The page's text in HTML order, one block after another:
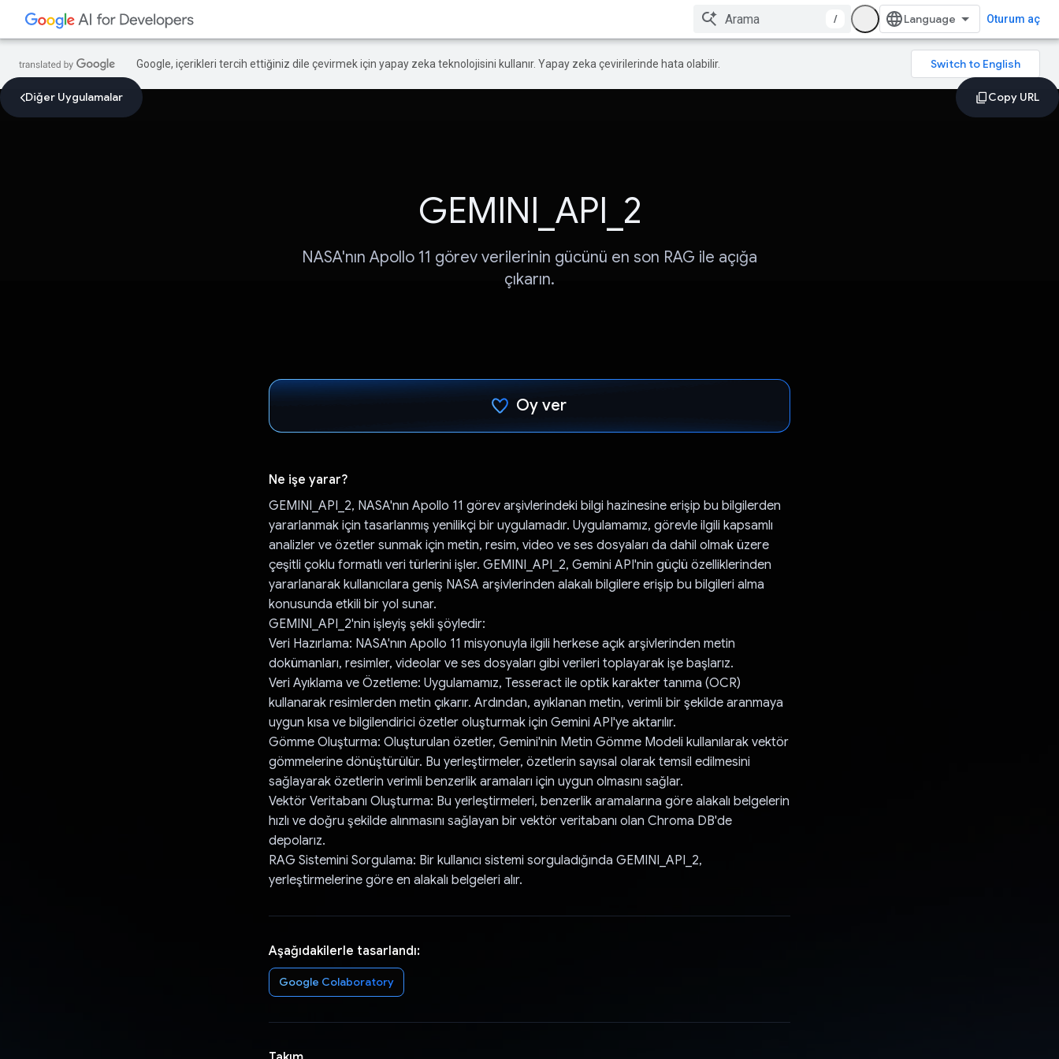
/ Oturum aç
Google, içerikleri tercih ettiğiniz dile çevirmek için yapay zeka teknolojisini kullanır. Yapay zeka çevirilerinde hata olabilir.
Diğer Uygulamalar
GEMINI_API_2
NASA'nın Apollo 11 görev verilerinin gücünü en son RAG ile açığa
çıkarın.
Oy ver
Ne işe yarar?
GEMINI_API_2, NASA'nın Apollo 11 görev arşivlerindeki bilgi hazinesine erişip bu bilgilerden
yararlanmak için tasarlanmış yenilikçi bir uygulamadır. Uygulamamız, görevle ilgili kapsamlı
analizler ve özetler sunmak için metin, resim, video ve ses dosyaları da dahil olmak üzere
çeşitli çoklu formatlı veri türlerini işler. GEMINI_API_2, Gemini API'nin güçlü özelliklerinden
yararlanarak kullanıcılara geniş NASA arşivlerinden alakalı bilgilere erişip bu bilgileri alma
konusunda etkili bir yol sunar.
GEMINI_API_2'nin işleyiş şekli şöyledir:
Veri Hazırlama: NASA'nın Apollo 11 misyonuyla ilgili herkese açık arşivlerinden metin
dokümanları, resimler, videolar ve ses dosyaları gibi verileri toplayarak işe başlarız.
Veri Ayıklama ve Özetleme: Uygulamamız, Tesseract ile optik karakter tanıma (OCR)
kullanarak resimlerden metin çıkarır. Ardından, ayıklanan metin, verimli bir şekilde aranmaya
uygun kısa ve bilgilendirici özetler oluşturmak için Gemini API'ye aktarılır.
Gömme Oluşturma: Oluşturulan özetler, Gemini'nin Metin Gömme Modeli kullanılarak vektör
gömmelerine dönüştürülür. Bu yerleştirmeler, özetlerin sayısal olarak temsil edilmesini
sağlayarak özetlerin verimli benzerlik aramaları için uygun olmasını sağlar.
Vektör Veritabanı Oluşturma: Bu yerleştirmeleri, benzerlik aramalarına göre alakalı belgelerin
hızlı ve doğru şekilde alınmasını sağlayan bir vektör veritabanı olan Chroma DB'de
depolarız.
RAG Sistemini Sorgulama: Bir kullanıcı sistemi sorguladığında GEMINI_API_2,
yerleştirmelerine göre en alakalı belgeleri alır.
Aşağıdakilerle tasarlandı:
Google Colaboratory